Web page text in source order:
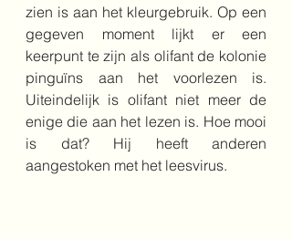
zien is aan het kleurgebruik. Op een
gegeven moment lijkt er een
keerpunt te zijn als olifant de kolonie
pinguïns aan het voorlezen is.
Uiteindelijk is olifant niet meer de
enige die aan het lezen is. Hoe mooi
is dat? Hij heeft anderen
aangestoken met het leesvirus.